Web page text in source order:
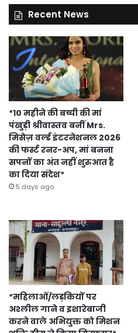
Recent News
*10 महीने की बच्ची की मां
पंखुड़ी श्रीवास्तव बनीं Mrs.
मिसेज़ वर्ल्ड इंटरनेशनल 2026
की फर्स्ट रनर-अप, मां बनना
सपनों का अंत नहीं शुरुआत है
का दिया संदेश*
5 days ago
*महिलाओं/लड़कियों पर
अश्लील गाने व इशारेबाजी
करने वाले अभियुक्त को मिशन